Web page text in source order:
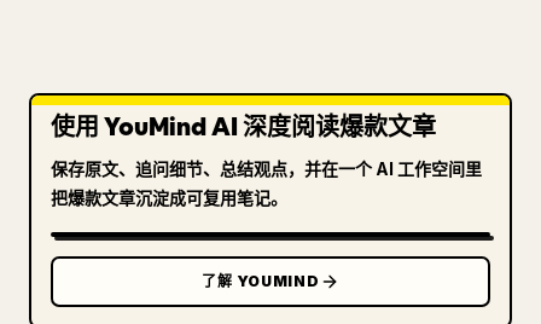
使用 YouMind AI 深度阅读爆款文章
保存原文、追问细节、总结观点，并在一个 AI 工作空间里
把爆款文章沉淀成可复用笔记。
了解 YOUMIND